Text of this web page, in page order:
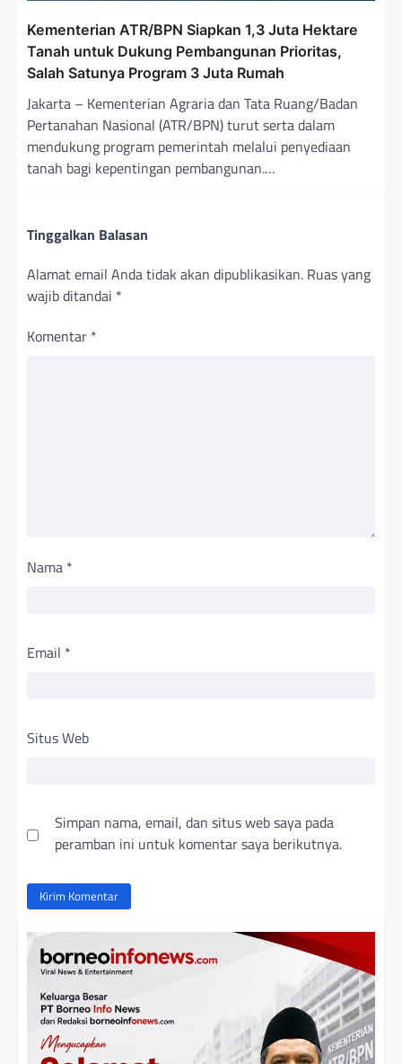
Kementerian ATR/BPN Siapkan 1,3 Juta Hektare
Tanah untuk Dukung Pembangunan Prioritas,
Salah Satunya Program 3 Juta Rumah
Jakarta – Kementerian Agraria dan Tata Ruang/Badan
Pertanahan Nasional (ATR/BPN) turut serta dalam
mendukung program pemerintah melalui penyediaan
tanah bagi kepentingan pembangunan.…
Tinggalkan Balasan
Alamat email Anda tidak akan dipublikasikan. Ruas yang
wajib ditandai *
Komentar *
Nama *
Email *
Situs Web
Simpan nama, email, dan situs web saya pada
peramban ini untuk komentar saya berikutnya.